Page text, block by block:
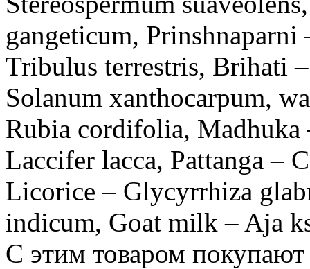
gangeticum,
Tribulus terrestris, Brihati
Solanum xanthocarpum,
Rubia cordifolia,
Laccifer lacca, Pattanga –
Licorice – Glycyrrhiza
indicum, Goat milk – Aja
С этим товаром покупают